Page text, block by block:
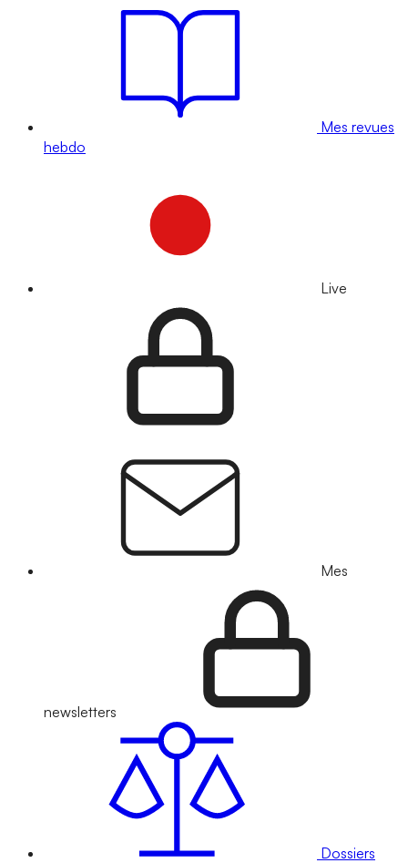
Mes revues
hebdo
Live
Mes
newsletters
Dossiers